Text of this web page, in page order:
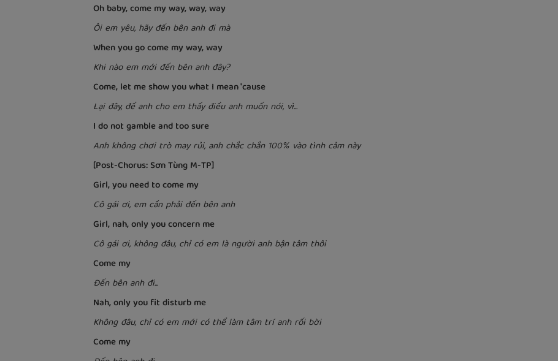
Oh baby, come my way, way, way
Ôi em yêu, hãy đến bên anh đi mà
When you go come my way, way
Khi nào em mới đến bên anh đây?
Come, let me show you what I mean 'cause
Lại đây, để anh cho em thấy điều anh muốn nói, vì...
I do not gamble and too sure
Anh không chơi trò may rủi, anh chắc chắn 100% vào tình cảm này
[Post-Chorus: Sơn Tùng M-TP]
Girl, you need to come my
Cô gái ơi, em cần phải đến bên anh
Girl, nah, only you concern me
Cô gái ơi, không đâu, chỉ có em là người anh bận tâm thôi
Come my
Đến bên anh đi...
Nah, only you ﬁt disturb me
Không đâu, chỉ có em mới có thể làm tâm trí anh rối bời
Come my